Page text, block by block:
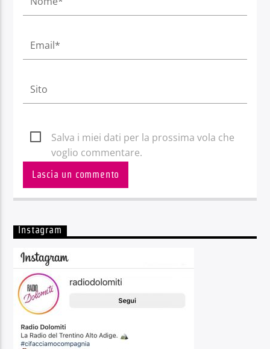
Salva i miei dati per la prossima vola che
voglio commentare.
Instagram